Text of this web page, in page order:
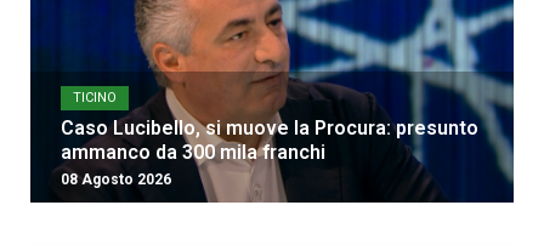
TICINO
Caso Lucibello, si muove la Procura: presunto
ammanco da 300 mila franchi
08 Agosto 2026